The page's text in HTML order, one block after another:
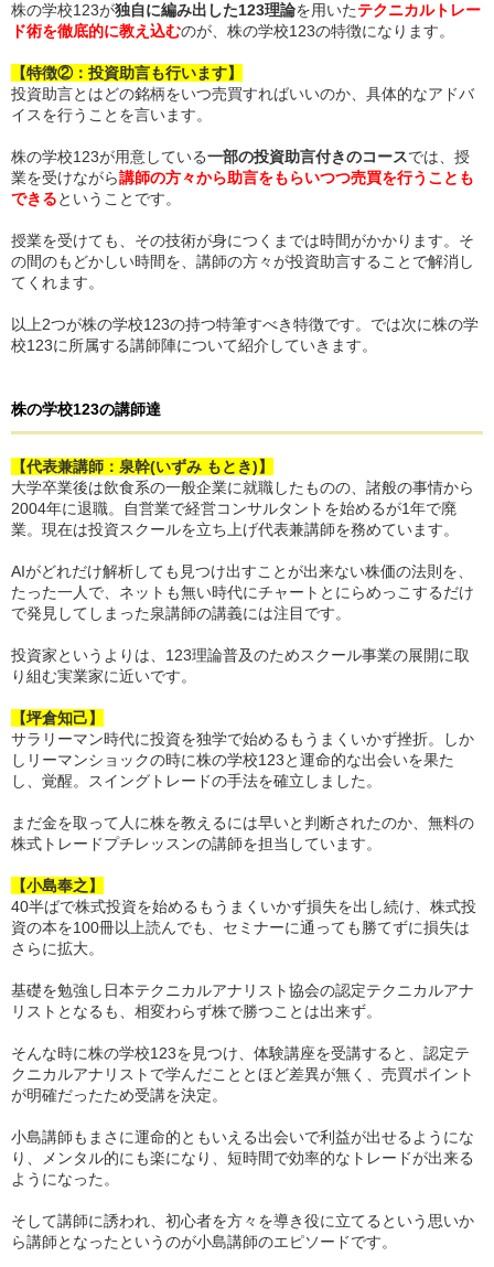
株の学校123が独自に編み出した123理論を用いたテクニカルトレー
ド術を徹底的に教え込むのが、株の学校123の特徴になります。
【特徴②：投資助言も行います】
投資助言とはどの銘柄をいつ売買すればいいのか、具体的なアドバ
イスを行うことを言います。
株の学校123が用意している一部の投資助言付きのコースでは、授
業を受けながら講師の方々から助言をもらいつつ売買を行うことも
できるということです。
授業を受けても、その技術が身につくまでは時間がかかります。そ
の間のもどかしい時間を、講師の方々が投資助言することで解消し
てくれます。
以上2つが株の学校123の持つ特筆すべき特徴です。では次に株の学
校123に所属する講師陣について紹介していきます。
株の学校123の講師達
【代表兼講師：泉幹(いずみ もとき)】
大学卒業後は飲食系の一般企業に就職したものの、諸般の事情から
2004年に退職。自営業で経営コンサルタントを始めるが1年で廃
業。現在は投資スクールを立ち上げ代表兼講師を務めています。
AIがどれだけ解析しても見つけ出すことが出来ない株価の法則を、
たった一人で、ネットも無い時代にチャートとにらめっこするだけ
で発見してしまった泉講師の講義には注目です。
投資家というよりは、123理論普及のためスクール事業の展開に取
り組む実業家に近いです。
【坪倉知己】
サラリーマン時代に投資を独学で始めるもうまくいかず挫折。しか
しリーマンショックの時に株の学校123と運命的な出会いを果た
し、覚醒。スイングトレードの手法を確立しました。
まだ金を取って人に株を教えるには早いと判断されたのか、無料の
株式トレードプチレッスンの講師を担当しています。
【小島奉之】
40半ばで株式投資を始めるもうまくいかず損失を出し続け、株式投
資の本を100冊以上読んでも、セミナーに通っても勝てずに損失は
さらに拡大。
基礎を勉強し日本テクニカルアナリスト協会の認定テクニカルアナ
リストとなるも、相変わらず株で勝つことは出来ず。
そんな時に株の学校123を見つけ、体験講座を受講すると、認定テ
クニカルアナリストで学んだこととほど差異が無く、売買ポイント
が明確だったため受講を決定。
小島講師もまさに運命的ともいえる出会いで利益が出せるようにな
り、メンタル的にも楽になり、短時間で効率的なトレードが出来る
ようになった。
そして講師に誘われ、初心者を方々を導き役に立てるという思いか
ら講師となったというのが小島講師のエピソードです。